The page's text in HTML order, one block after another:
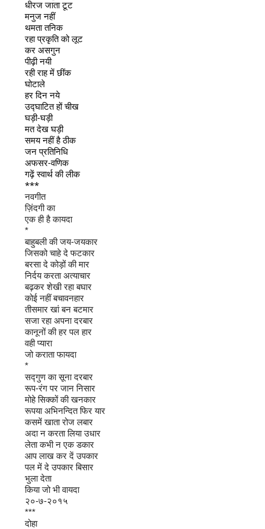
धीरज जाता टूट
मनुज नहीं
थमता तनिक
रहा प्रकृति को लूट
कर असगुन
पीढ़ी नयी
रही राह में छींक
घोटाले
हर दिन नये
उद्घाटित हों चीख
घड़ी-घड़ी
मत देख घड़ी
समय नहीं है ठीक
जन प्रतिनिधि
अफसर-वणिक
गढ़ें स्वार्थ की लीक
***
नवगीत
ज़िंदगी का
एक ही है कायदा
*
बाहुबली की जय-जयकार
जिसको चाहे दे फटकार
बरसा दे कोड़ों की मार
निर्दय करता अत्याचार
बढ़कर शेखी रहा बघार
कोई नहीं बचावनहार
तीसमार खां बन बटमार
सजा रहा अपना दरबार
कानूनों की हर पल हार
वही प्यारा
जो कराता फायदा
*
सद्गुण का सूना दरबार
रूप-रंग पर जान निसार
मोहे सिक्कों की खनकार
रूपया अभिनन्दित फिर यार
कसमें खाता रोज लबार
अदा न करता लिया उधार
लेता कभी न एक डकार
आप लाख कर दें उपकार
पल में दे उपकार बिसार
भुला देता
किया जो भी वायदा
२०-७-२०१५
***
दोहा